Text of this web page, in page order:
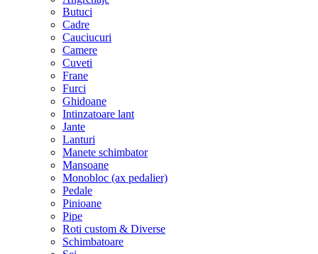
Butuci
Cadre
Cauciucuri
Camere
Cuveti
Frane
Furci
Ghidoane
Intinzatoare lant
Jante
Lanturi
Manete schimbator
Mansoane
Monobloc (ax pedalier)
Pedale
Pinioane
Pipe
Roti custom & Diverse
Schimbatoare